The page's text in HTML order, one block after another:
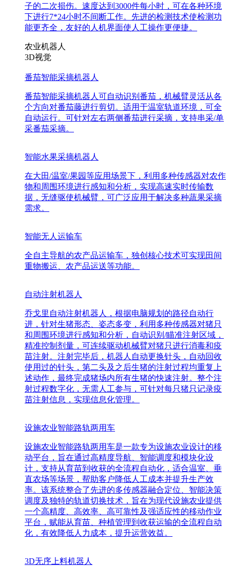
子的二次损伤。速度达到3000件每小时，可在各种环境
下进行7*24小时不间断工作。先进的检测技术使检测功
能更齐全，友好的人机界面使人工操作更便捷。
农业机器人
3D视觉
番茄智能采摘机器人
番茄智能采摘机器人可自动识别番茄，机械臂灵活从各
个方向对番茄藤进行剪切。适用于温室轨道环境，可全
自动运行。可针对左右两侧番茄进行采摘，支持串采/单
采番茄采摘。
智能水果采摘机器人
在大田/温室/果园等应用场景下，利用多种传感器对农作
物和周围环境进行感知和分析，实现高速实时传输数
据，无缝驱使机械臂，可广泛应用于解决多种蔬果采摘
需求。
智能无人运输车
全自主导航的农产品运输车，独创核心技术可实现田间
重物搬运、农产品运送等功能。
自动注射机器人
乔戈里自动注射机器人，根据电脑规划的路径自动行
进，针对生猪形态、姿态多变，利用多种传感器对猪只
和周围环境进行感知和分析，自动识别/瞄准注射区域，
精准控制剂量，可连续驱动机械臂对猪只进行消毒和疫
苗注射。注射完毕后，机器人自动更换针头，自动回收
使用过的针头，第二头及之后生猪的注射过程均重复上
述动作，最终完成猪场内所有生猪的快速注射。整个注
射过程数字化，无需人工参与，可针对每只猪只记录疫
苗注射信息，实现信息化管理。
设施农业智能路轨两用车
设施农业智能路轨两用车是一款专为设施农业设计的移
动平台，旨在通过高精度导航、智能调度和模块化设
计，支持从育苗到收获的全流程自动化，适合温室、垂
直农场等场景，帮助客户降低人工成本并提升生产效
率。该系统整合了先进的多传感器融合定位、智能决策
调度及独特的轨道切换技术，旨在为现代设施农业提供
一个高精度、高效率、高可靠性及强适应性的移动作业
平台，赋能从育苗、种植管理到收获运输的全流程自动
化，有效降低人力成本，提升运营效益。
3D无序上料机器人